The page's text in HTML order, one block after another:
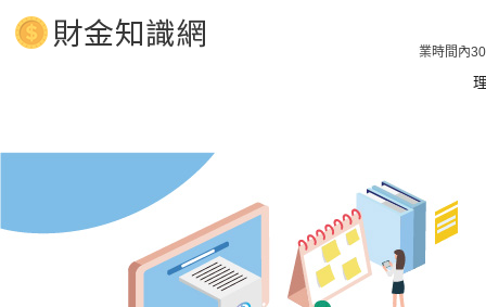
汽車借款 立即放款1分鐘預知額度，貸款服務24H線上不打烊，營業時間內30分